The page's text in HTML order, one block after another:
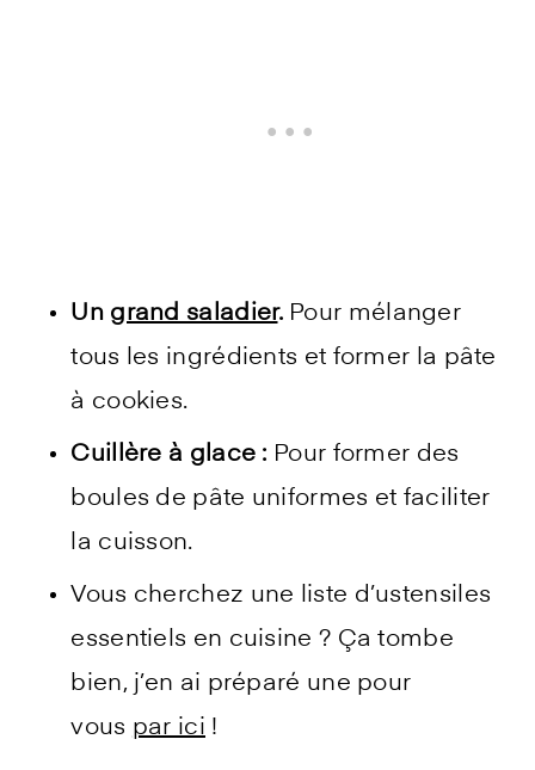
Un grand saladier.Pour mélanger
tous les ingrédients et former la pâte
à cookies.
Cuillère à glace : Pour former des
boules de pâte uniformes et faciliter
la cuisson.
Vous cherchez une liste d’ustensiles
essentiels en cuisine ? Ça tombe
bien, j’en ai préparé une pour
vous par ici !